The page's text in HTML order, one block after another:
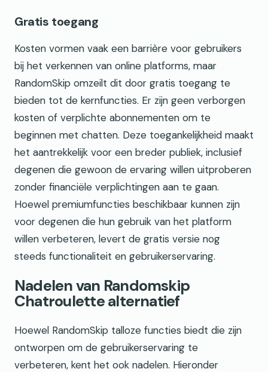
Gratis toegang
Kosten vormen vaak een barrière voor gebruikers
bij het verkennen van online platforms, maar
RandomSkip omzeilt dit door gratis toegang te
bieden tot de kernfuncties. Er zijn geen verborgen
kosten of verplichte abonnementen om te
beginnen met chatten. Deze toegankelijkheid maakt
het aantrekkelijk voor een breder publiek, inclusief
degenen die gewoon de ervaring willen uitproberen
zonder financiële verplichtingen aan te gaan.
Hoewel premiumfuncties beschikbaar kunnen zijn
voor degenen die hun gebruik van het platform
willen verbeteren, levert de gratis versie nog
steeds functionaliteit en gebruikerservaring.
Nadelen van Randomskip
Chatroulette alternatief
Hoewel RandomSkip talloze functies biedt die zijn
ontworpen om de gebruikerservaring te
verbeteren, kent het ook nadelen. Hieronder